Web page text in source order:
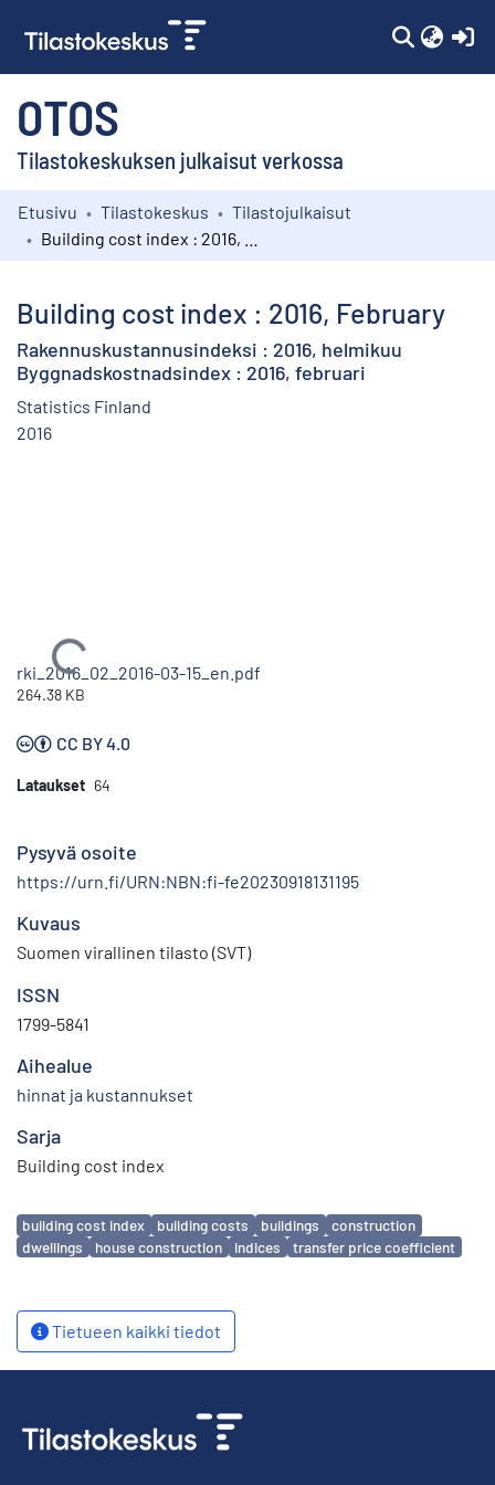
OTOS
Tilastokeskuksen julkaisut verkossa
Kokoelmat
Etusivu Tilastokeskus
Tilastojulkaisut
Building cost index : 2016, February
Rakennuskustannusindeksi : 2016, helmikuu
Byggnadskostnadsindex : 2016, februari
Statistics Finland
2016
Ladataan...
rki_2016_02_2016-03-15_en.pdf
264.38 KB
CC BY 4.0
Lataukset 64
Pysyvä osoite
https://urn.fi/URN:NBN:fi-fe20230918131195
Kuvaus
Suomen virallinen tilasto (SVT)
ISSN
1799-5841
Aihealue
hinnat ja kustannukset
Sarja
Building cost index
Avainsanat
building cost index building costs buildings
construction
dwellings
house construction indices transfer price coefficient
Tietueen kaikki tiedot